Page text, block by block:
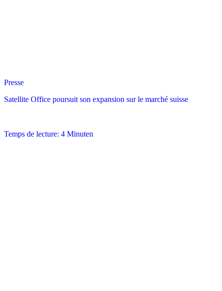
Presse
Satellite Office poursuit son expansion sur le marché suisse
Temps de lecture: 4 Minuten